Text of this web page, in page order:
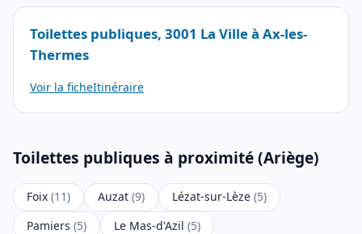
Toilettes publiques, 3001 La Ville à Ax-les-
Thermes
Voir la ficheItinéraire
Toilettes publiques à proximité (Ariège)
Foix (11) Auzat (9) Lézat-sur-Lèze (5)
Pamiers (5) Le Mas-d'Azil (5)